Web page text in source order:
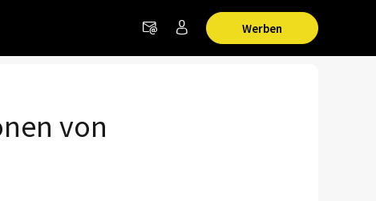
Werben
von